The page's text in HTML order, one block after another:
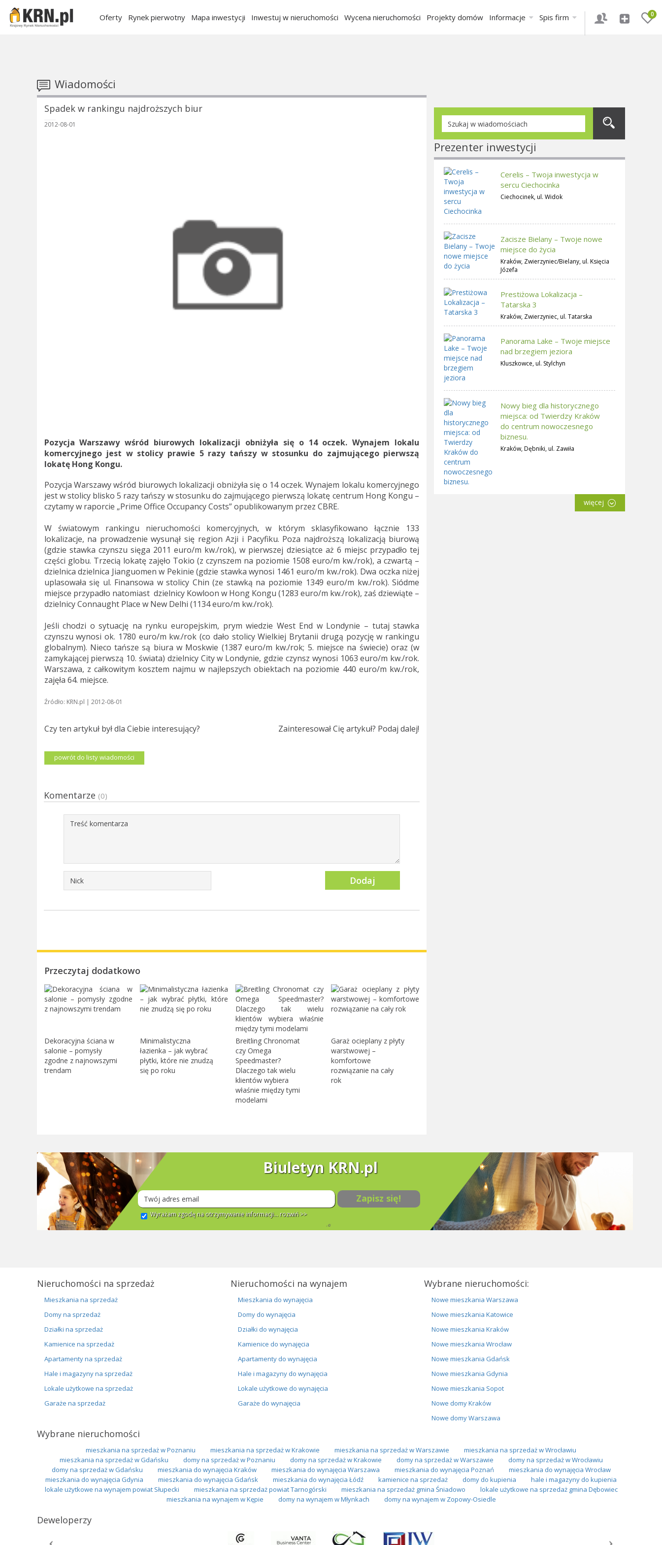
0
Oferty Rynek pierwotny Mapa inwestycji Inwestuj w nieruchomości Wycena nieruchomości Projekty domów Informacje Spis firm
Wiadomości
Spadek w rankingu najdroższych biur
2012-08-01
Pozycja Warszawy wśród biurowych lokalizacji obniżyła się o 14 oczek. Wynajem lokalu
komercyjnego jest w stolicy prawie 5 razy tańszy w stosunku do zajmującego pierwszą
lokatę Hong Kongu.
Pozycja Warszawy wśród biurowych lokalizacji obniżyła się o 14 oczek. Wynajem lokalu komercyjnego
jest w stolicy blisko 5 razy tańszy w stosunku do zajmującego pierwszą lokatę centrum Hong Kongu –
czytamy w raporcie „Prime Office Occupancy Costs” opublikowanym przez CBRE.
W światowym rankingu nieruchomości komercyjnych, w którym sklasyfikowano łącznie 133
lokalizacje, na prowadzenie wysunął się region Azji i Pacyfiku. Poza najdroższą lokalizacją biurową
(gdzie stawka czynszu sięga 2011 euro/m kw./rok), w pierwszej dziesiątce aż 6 miejsc przypadło tej
części globu. Trzecią lokatę zajęło Tokio (z czynszem na poziomie 1508 euro/m kw./rok), a czwartą –
dzielnica dzielnica Jianguomen w Pekinie (gdzie stawka wynosi 1461 euro/m kw./rok). Dwa oczka niżej
uplasowała się ul. Finansowa w stolicy Chin (ze stawką na poziomie 1349 euro/m kw./rok). Siódme
miejsce przypadło natomiast dzielnicy Kowloon w Hong Kongu (1283 euro/m kw./rok), zaś dziewiąte –
dzielnicy Connaught Place w New Delhi (1134 euro/m kw./rok).
Jeśli chodzi o sytuację na rynku europejskim, prym wiedzie West End w Londynie – tutaj stawka
czynszu wynosi ok. 1780 euro/m kw./rok (co dało stolicy Wielkiej Brytanii drugą pozycję w rankingu
globalnym). Nieco tańsze są biura w Moskwie (1387 euro/m kw./rok; 5. miejsce na świecie) oraz (w
zamykającej pierwszą 10. świata) dzielnicy City w Londynie, gdzie czynsz wynosi 1063 euro/m kw./rok.
Warszawa, z całkowitym kosztem najmu w najlepszych obiektach na poziomie 440 euro/m kw./rok,
zajęła 64. miejsce.
Źródło: KRN.pl | 2012-08-01
Czy ten artykuł był dla Ciebie interesujący? Zainteresował Cię artykuł? Podaj dalej!
powrót do listy wiadomości
Komentarze (0)
Dodaj
Przeczytaj dodatkowo
Dekoracyjna ściana w
salonie – pomysły
zgodne z najnowszymi
trendam
Minimalistyczna
łazienka – jak wybrać
płytki, które nie znudzą
się po roku
Breitling Chronomat
czy Omega
Speedmaster?
Dlaczego tak wielu
klientów wybiera
właśnie między tymi
modelami
Garaż ocieplany z płyty
warstwowej –
komfortowe
rozwiązanie na cały
rok
Prezenter inwestycji
Cerelis – Twoja inwestycja w
sercu Ciechocinka
Ciechocinek, ul. Widok
Zacisze Bielany – Twoje nowe
miejsce do życia
Kraków, Zwierzyniec/Bielany, ul. Księcia
Józefa
Prestiżowa Lokalizacja –
Tatarska 3
Kraków, Zwierzyniec, ul. Tatarska
Panorama Lake – Twoje miejsce
nad brzegiem jeziora
Kluszkowce, ul. Stylchyn
Nowy bieg dla historycznego
miejsca: od Twierdzy Kraków
do centrum nowoczesnego
biznesu.
Kraków, Dębniki, ul. Zawiła
więcej
Biuletyn KRN.pl
Zapisz się!
Wyrażam zgodę na otrzymywanie informacji... rozwiń >>
Nieruchomości na sprzedaż
Mieszkania na sprzedaż
Domy na sprzedaż
Działki na sprzedaż
Kamienice na sprzedaż
Apartamenty na sprzedaż
Hale i magazyny na sprzedaż
Lokale użytkowe na sprzedaż
Garaże na sprzedaż
Nieruchomości na wynajem
Mieszkania do wynajęcia
Domy do wynajęcia
Działki do wynajęcia
Kamienice do wynajęcia
Apartamenty do wynajęcia
Hale i magazyny do wynajęcia
Lokale użytkowe do wynajęcia
Garaże do wynajęcia
Wybrane nieruchomości:
Nowe mieszkania Warszawa
Nowe mieszkania Katowice
Nowe mieszkania Kraków
Nowe mieszkania Wrocław
Nowe mieszkania Gdańsk
Nowe mieszkania Gdynia
Nowe mieszkania Sopot
Nowe domy Kraków
Nowe domy Warszawa
Wybrane nieruchomości
mieszkania na sprzedaż w Poznaniu mieszkania na sprzedaż w Krakowie mieszkania na sprzedaż w Warszawie
mieszkania na sprzedaż w Wrocławiu
mieszkania na sprzedaż w Gdańsku
domy na sprzedaż w Poznaniu domy na sprzedaż w Krakowie domy na sprzedaż w Warszawie
domy na sprzedaż w Wrocławiu
domy na sprzedaż w Gdańsku
mieszkania do wynajęcia Kraków mieszkania do wynajęcia Warszawa mieszkania do wynajęcia Poznań
mieszkania do wynajęcia Wrocław
mieszkania do wynajęcia Gdynia
mieszkania do wynajęcia Gdańsk mieszkania do wynajęcia Łódź kamienice na sprzedaż domy do kupienia
hale i magazyny do kupienia
lokale użytkowe na wynajem powiat Słupecki
mieszkania na sprzedaż powiat Tarnogórski mieszkania na sprzedaż gmina Śniadowo
lokale użytkowe na sprzedaż gmina Dębowiec
mieszkania na wynajem w Kępie
domy na wynajem w Młynkach domy na wynajem w Zopowy-Osiedle
Deweloperzy